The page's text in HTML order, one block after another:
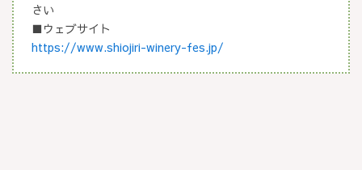
さい
■ウェブサイト
https://www.shiojiri-winery-fes.jp/